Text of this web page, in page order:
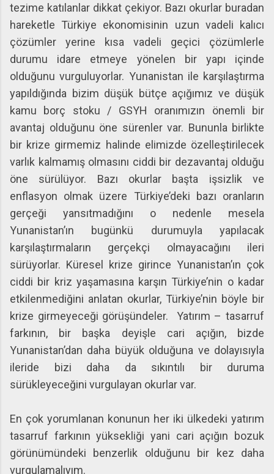
tezime katılanlar dikkat çekiyor. Bazı okurlar buradan
hareketle Türkiye ekonomisinin uzun vadeli kalıcı
çözümler yerine kısa vadeli geçici çözümlerle
durumu idare etmeye yönelen bir yapı içinde
olduğunu vurguluyorlar. Yunanistan ile karşılaştırma
yapıldığında bizim düşük bütçe açığımız ve düşük
kamu borç stoku / GSYH oranımızın önemli bir
avantaj olduğunu öne sürenler var. Bununla birlikte
bir krize girmemiz halinde elimizde özelleştirilecek
varlık kalmamış olmasını ciddi bir dezavantaj olduğu
öne sürülüyor. Bazı okurlar başta işsizlik ve
enflasyon olmak üzere Türkiye’deki bazı oranların
gerçeği yansıtmadığını o nedenle mesela
Yunanistan’ın bugünkü durumuyla yapılacak
karşılaştırmaların gerçekçi olmayacağını ileri
sürüyorlar. Küresel krize girince Yunanistan’ın çok
ciddi bir kriz yaşamasına karşın Türkiye’nin o kadar
etkilenmediğini anlatan okurlar, Türkiye’nin böyle bir
krize girmeyeceği görüşündeler. Yatırım – tasarruf
farkının, bir başka deyişle cari açığın, bizde
Yunanistan’dan daha büyük olduğuna ve dolayısıyla
ileride bizi daha da sıkıntılı bir duruma
sürükleyeceğini vurgulayan okurlar var.
En çok yorumlanan konunun her iki ülkedeki yatırım
tasarruf farkının yüksekliği yani cari açığın bozuk
görünümündeki benzerlik olduğunu bir kez daha
vurgulamalıyım.